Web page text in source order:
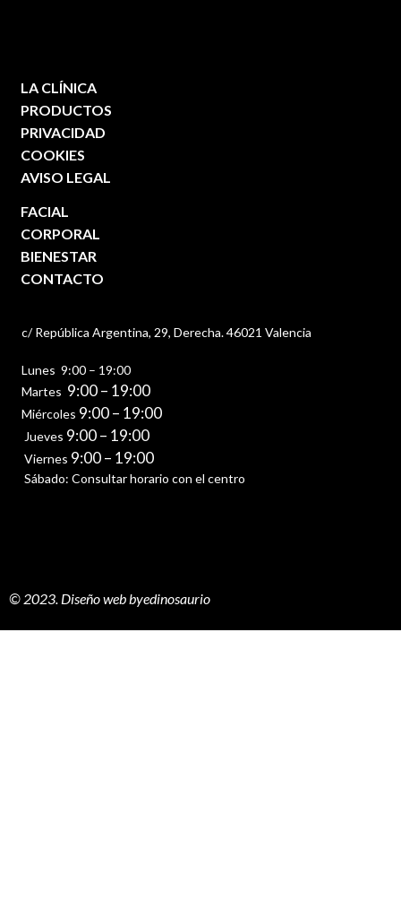
LA CLÍNICA
PRODUCTOS
PRIVACIDAD
COOKIES
AVISO LEGAL
FACIAL
CORPORAL
BIENESTAR
CONTACTO
c/ República Argentina, 29, Derecha. 46021 Valencia
Lunes 9:00 – 19:00
Martes 9:00 – 19:00
Miércoles 9:00 – 19:00
Jueves 9:00 – 19:00
Viernes 9:00 – 19:00
Sábado: Consultar horario con el centro
© 2023. Diseño web byedinosaurio